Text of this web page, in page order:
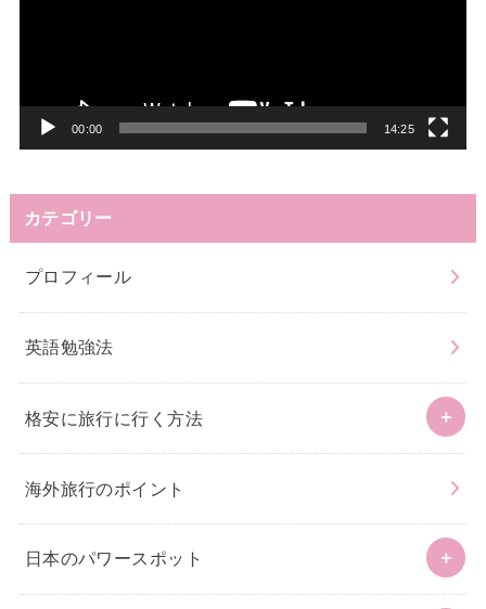
00:00 14:25
カテゴリー
プロフィール
英語勉強法
格安に旅行に行く方法
海外旅行のポイント
日本のパワースポット